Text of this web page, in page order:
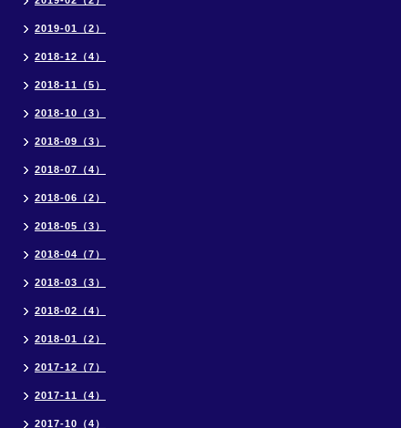
2019-01（2）
2018-12（4）
2018-11（5）
2018-10（3）
2018-09（3）
2018-07（4）
2018-06（2）
2018-05（3）
2018-04（7）
2018-03（3）
2018-02（4）
2018-01（2）
2017-12（7）
2017-11（4）
2017-10（4）